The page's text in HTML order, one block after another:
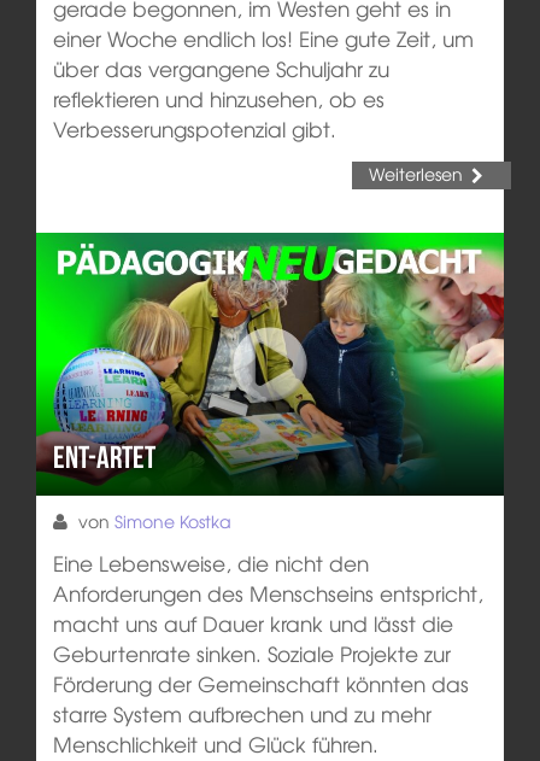
gerade begonnen, im Westen geht es in
einer Woche endlich los! Eine gute Zeit, um
über das vergangene Schuljahr zu
reflektieren und hinzusehen, ob es
Verbesserungspotenzial gibt.
Weiterlesen
Ent-artet
von Simone Kostka
Eine Lebensweise, die nicht den
Anforderungen des Menschseins entspricht,
macht uns auf Dauer krank und lässt die
Geburtenrate sinken. Soziale Projekte zur
Förderung der Gemeinschaft könnten das
starre System aufbrechen und zu mehr
Menschlichkeit und Glück führen.